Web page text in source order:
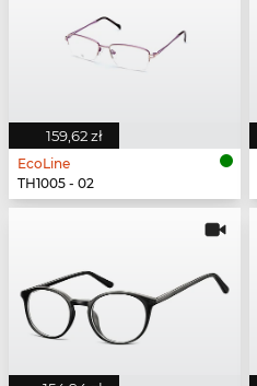
159,62 zł
EcoLine
TH1005 - 02